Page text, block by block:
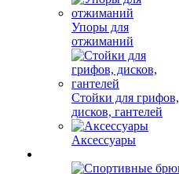
Упоры для
отжиманий
Стойки для грифов,
дисков, гантелей
Аксессуары